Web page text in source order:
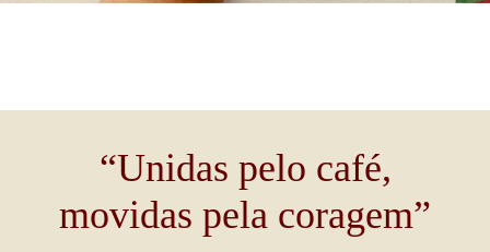
“Unidas pelo café,
movidas pela coragem”